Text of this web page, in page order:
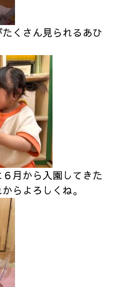
くさん見られるあひ
月から入園してきた
らよろしくね。